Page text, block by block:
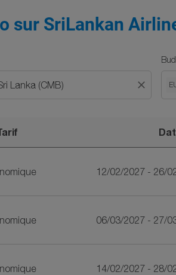
sur SriLankan
close
12/02/2027 - 26/
06/03/2027 - 27/
14/02/2027 - 28/